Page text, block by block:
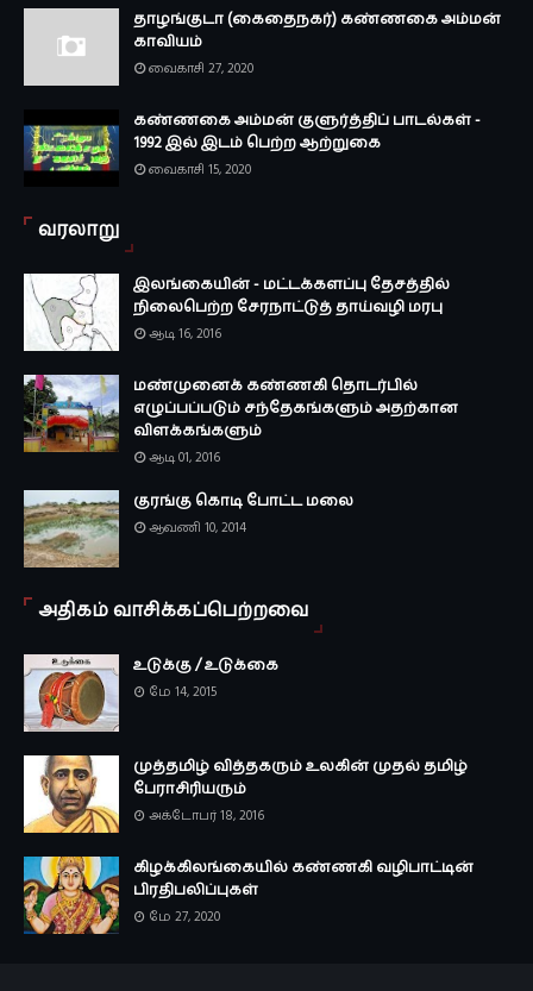
தாழங்குடா (கைதைநகர்) கண்ணகை அம்மன்
காவியம்
வைகாசி 27, 2020
கண்ணகை அம்மன் குளுர்த்திப் பாடல்கள் -
1992 இல் இடம் பெற்ற ஆற்றுகை
வைகாசி 15, 2020
வரலாறு
இலங்கையின் - மட்டக்களப்பு தேசத்தில்
நிலைபெற்ற சேரநாட்டுத் தாய்வழி மரபு
ஆடி 16, 2016
மண்முனைக் கண்ணகி தொடர்பில்
எழுப்பப்படும் சந்தேகங்களும் அதற்கான
விளக்கங்களும்
ஆடி 01, 2016
குரங்கு கொடி போட்ட மலை
ஆவணி 10, 2014
அதிகம் வாசிக்கப்பெற்றவை
உடுக்கு / உடுக்கை
மே 14, 2015
முத்தமிழ் வித்தகரும் உலகின் முதல் தமிழ்
பேராசிரியரும்
அக்டோபர் 18, 2016
கிழக்கிலங்கையில் கண்ணகி வழிபாட்டின்
பிரதிபலிப்புகள்
மே 27, 2020